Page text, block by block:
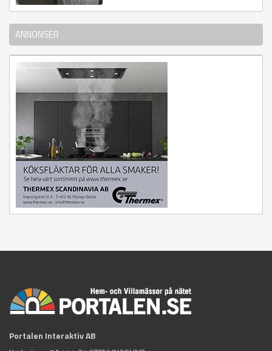
ANNONSER
Portalen Interaktiv AB